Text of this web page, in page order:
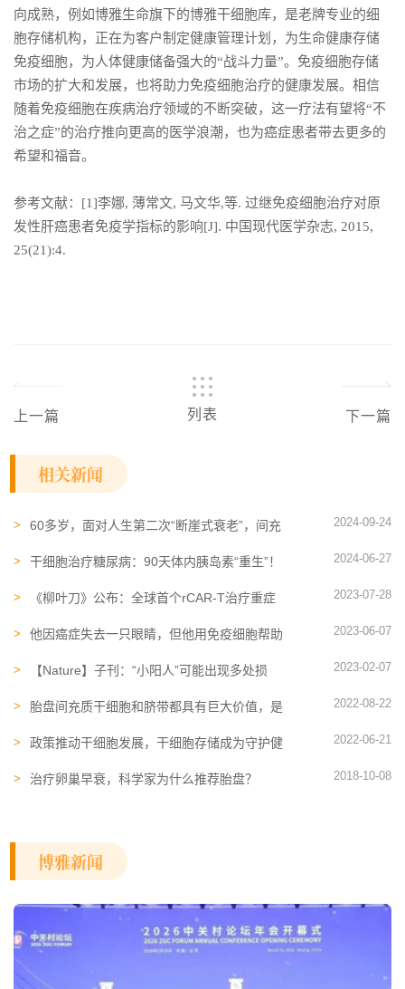
向成熟，例如博雅生命旗下的博雅干细胞库，是老牌专业的细
胞存储机构，正在为客户制定健康管理计划，为生命健康存储
免疫细胞，为人体健康储备强大的“战斗力量”。免疫细胞存储
市场的扩大和发展，也将助力免疫细胞治疗的健康发展。相信
随着免疫细胞在疾病治疗领域的不断突破，这一疗法有望将“不
治之症”的治疗推向更高的医学浪潮，也为癌症患者带去更多的
希望和福音。
参考文献：[1]李娜, 薄常文, 马文华,等. 过继免疫细胞治疗对原
发性肝癌患者免疫学指标的影响[J]. 中国现代医学杂志, 2015,
25(21):4.
上一篇 列表 下一篇
相关新闻
60多岁，面对人生第二次“断崖式衰老”，间充
2024-09-24
干细胞治疗糖尿病：90天体内胰岛素“重生”！
2024-06-27
《柳叶刀》公布：全球首个rCAR-T治疗重症
2023-07-28
他因癌症失去一只眼睛，但他用免疫细胞帮助
2023-06-07
【Nature】子刊：“小阳人”可能出现多处损
2023-02-07
胎盘间充质干细胞和脐带都具有巨大价值，是
2022-08-22
政策推动干细胞发展，干细胞存储成为守护健
2022-06-21
治疗卵巢早衰，科学家为什么推荐胎盘？ 2018-10-08
博雅新闻